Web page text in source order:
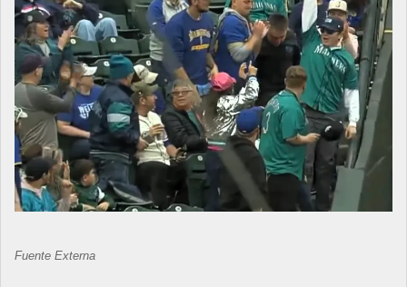
Fuente Externa